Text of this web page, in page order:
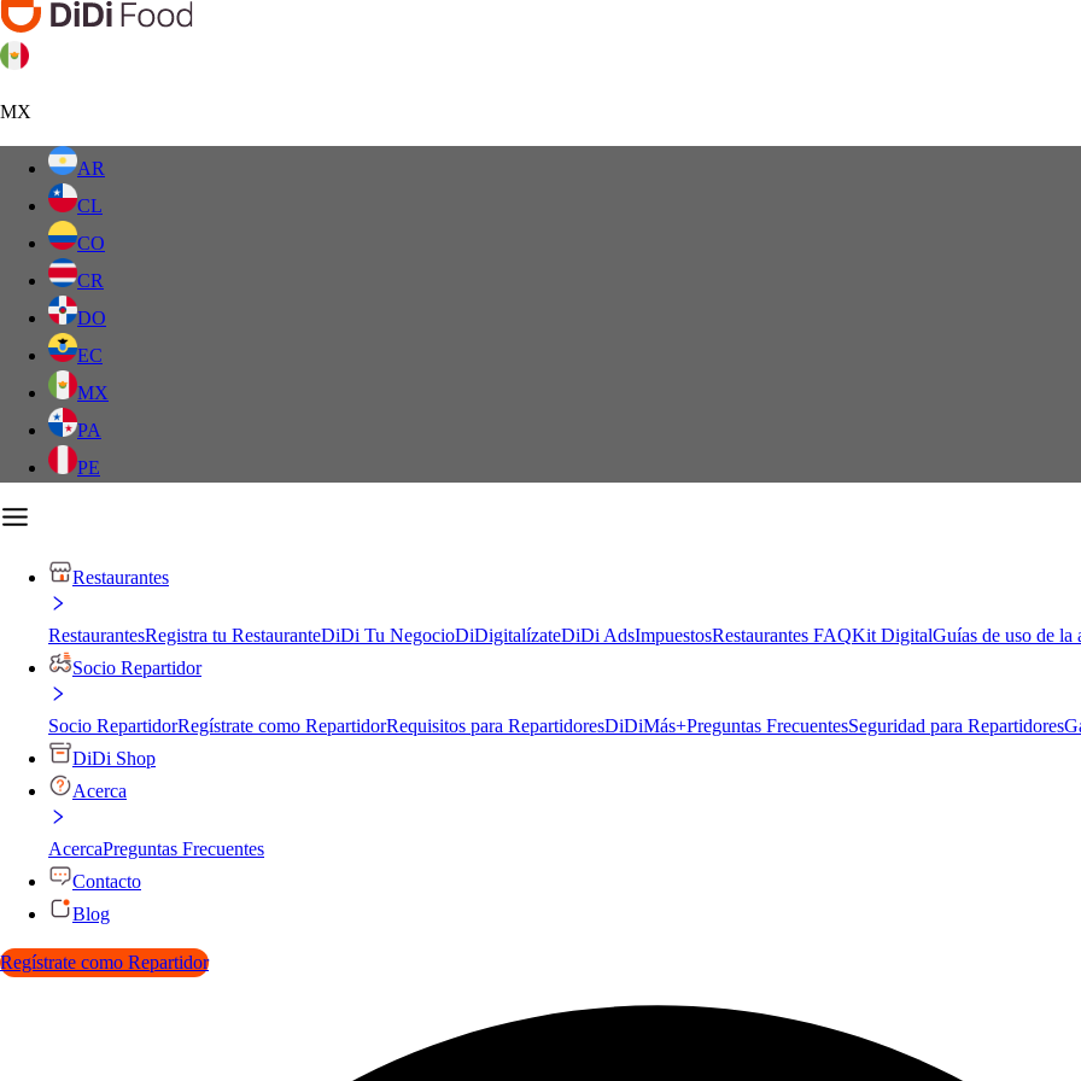
MX
AR
CL
CO
CR
DO
EC
MX
PA
PE
Restaurantes
RestaurantesRegistra tu RestauranteDiDi Tu NegocioDiDigitalízateDiDi AdsImpuestosRestaurantes FAQKit DigitalGuías de uso de la
Socio Repartidor
Socio RepartidorRegístrate como RepartidorRequisitos para RepartidoresDiDiMás+Preguntas FrecuentesSeguridad para Repartidores
DiDi Shop
Acerca
AcercaPreguntas Frecuentes
Contacto
Blog
Regístrate como Repartidor